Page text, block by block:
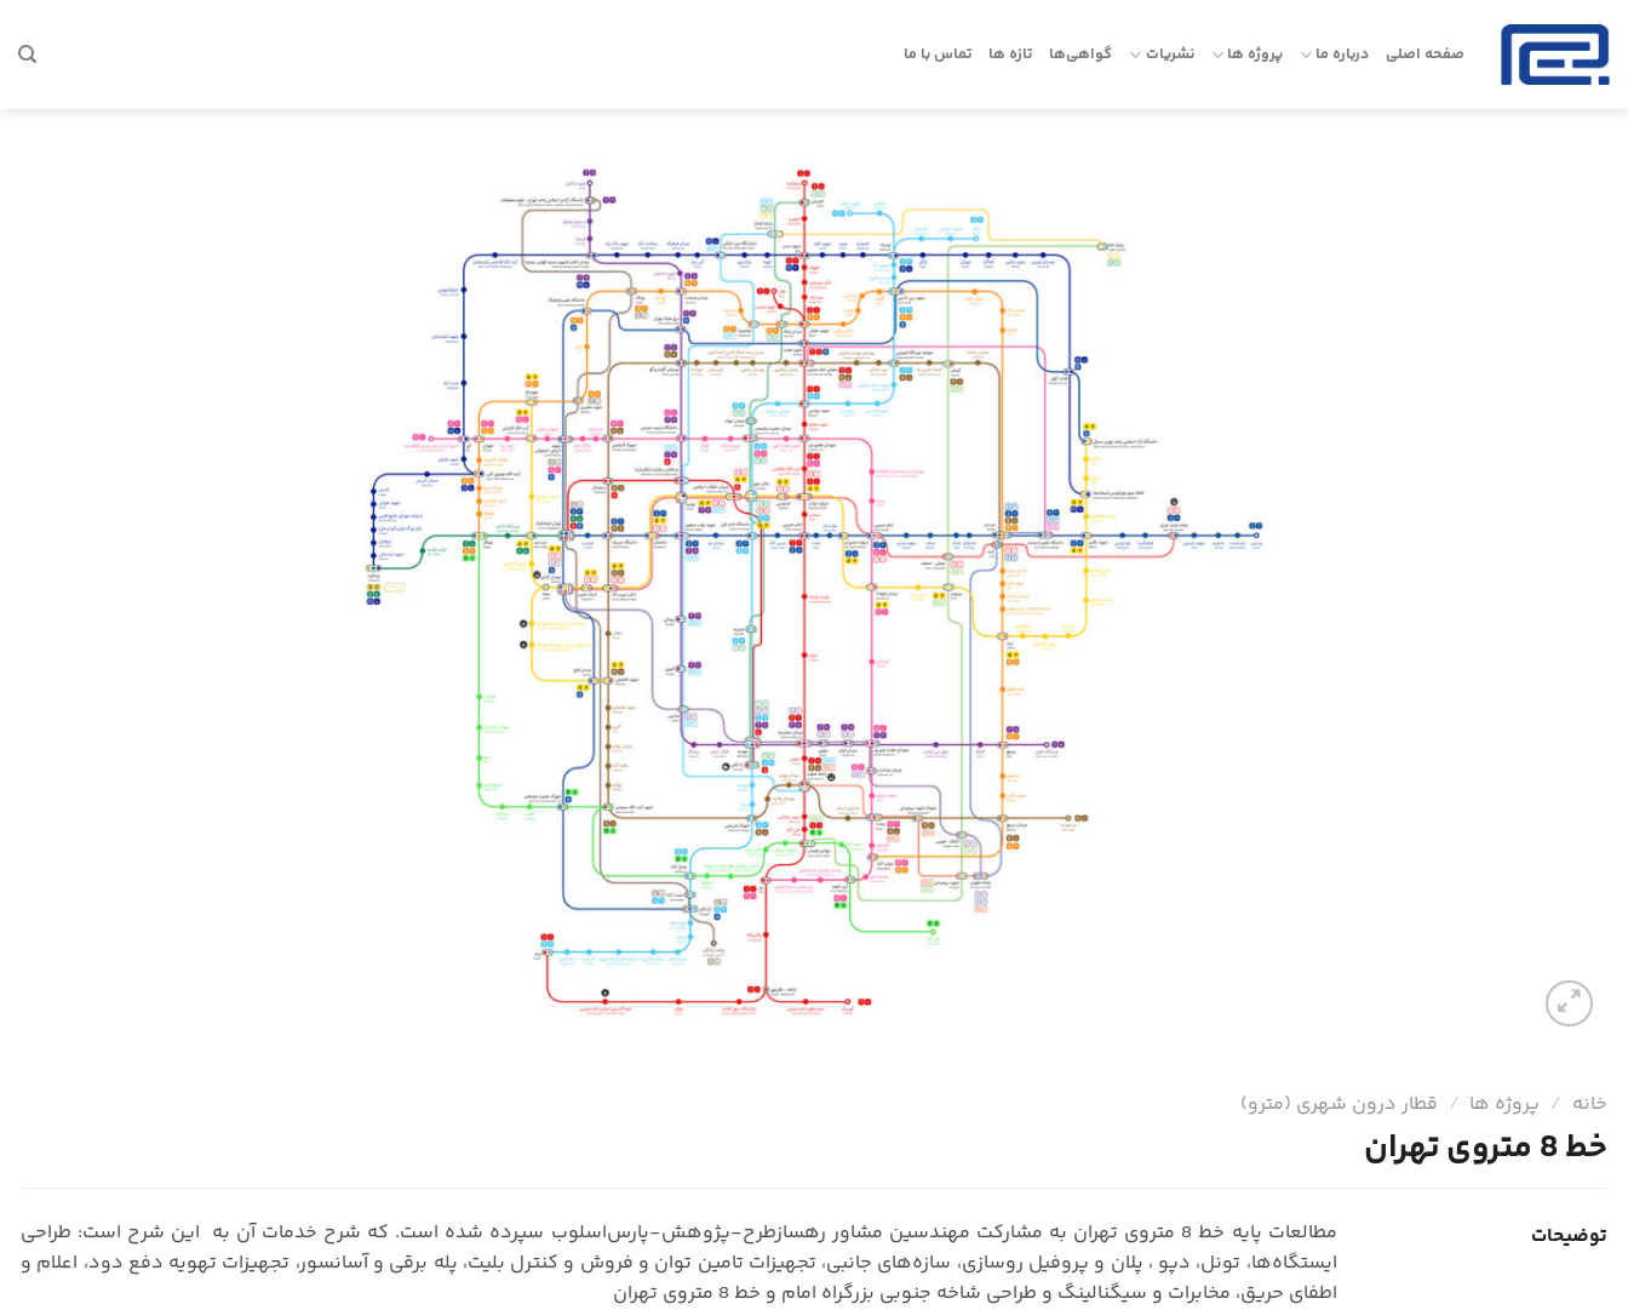
content
صفحه اصلی درباره ما پروژه ها نشریات گواهی‌ها تازه ها تماس با ما
خانه / پروژه ها / قطار درون شهری (مترو)
خط 8 متروی تهران
توضیحات
مطالعات پایه خط 8 متروی تهران به مشارکت مهندسین مشاور رهسازطرح-پژوهش-پارس‌اسلوب سپرده شده است. که شرح خدمات آن به این شرح است: طراحی
ایستگاه‌ها، تونل، دپو ، پلان و پروفیل روسازی، سازه‌های جانبی، تجهیزات تامین توان و فروش و کنترل بلیت، پله برقی و آسانسور، تجهیزات تهویه دفع دود، اعلام و
اطفای حریق، مخابرات و سیگنالینگ و طراحی شاخه جنوبی بزرگراه امام و خط 8 متروی تهران